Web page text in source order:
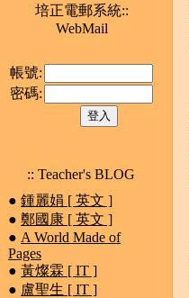
培正電郵系統::
WebMail
帳號:
密碼:
:: Teacher's BLOG
● 鍾麗娟 [ 英文 ]
● 鄭國康 [ 英文 ]
● A World Made of
Pages
● 黃燦霖 [ IT ]
● 盧聖生 [ IT ]